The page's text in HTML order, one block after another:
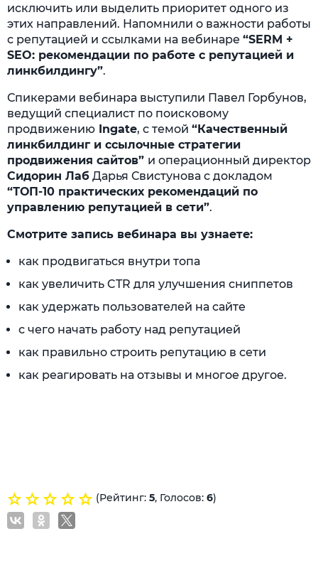
исключить или выделить приоритет одного из
этих направлений. Напомнили о важности работы
с репутацией и ссылками на вебинаре “SERM +
SEO: рекомендации по работе с репутацией и
линкбилдингу”.
Спикерами вебинара выступили Павел Горбунов,
ведущий специалист по поисковому
продвижению Ingate, с темой “Качественный
линкбилдинг и ссылочные стратегии
продвижения сайтов” и операционный директор
Сидорин Лаб Дарья Свистунова с докладом
“ТОП-10 практических рекомендаций по
управлению репутацией в сети”.
Смотрите запись вебинара вы узнаете:
как продвигаться внутри топа
как увеличить CTR для улучшения сниппетов
как удержать пользователей на сайте
с чего начать работу над репутацией
как правильно строить репутацию в сети
как реагировать на отзывы и многое другое.
(Рейтинг: 5, Голосов: 6)